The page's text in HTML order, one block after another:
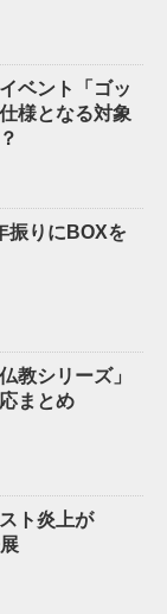
ベント「ゴッ
様となる対象
振りにBOXを
教シリーズ」
まとめ
ト炎上が